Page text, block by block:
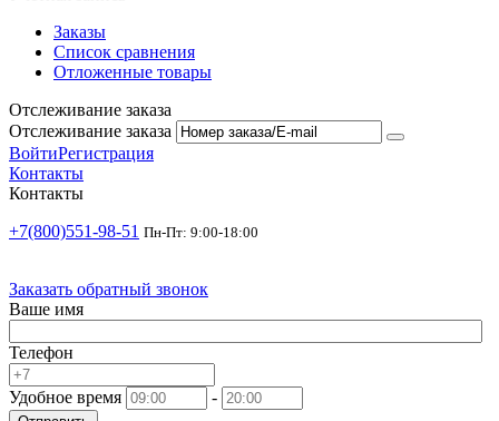
Заказы
Список сравнения
Отложенные товары
Отслеживание заказа
Отслеживание заказа
ВойтиРегистрация
Контакты
Контакты
+7(800)551-98-51 Пн-Пт: 9:00-18:00
Заказать обратный звонок
Ваше имя
Телефон
Удобное время -